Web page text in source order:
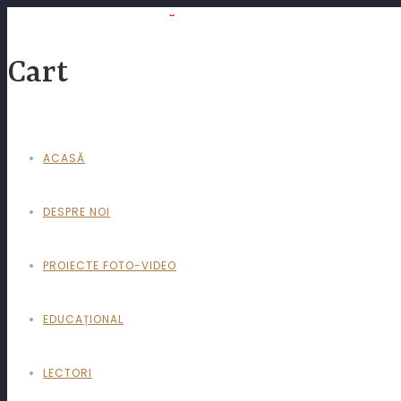
Cart
ACASĂ
DESPRE NOI
PROIECTE FOTO-VIDEO
EDUCAȚIONAL
LECTORI
WORKSHOP BACĂU – BTS
Termeni și condiții
Politica de livrare comanda
DATELE DE CONTACT SI DATELE COMPANIEI